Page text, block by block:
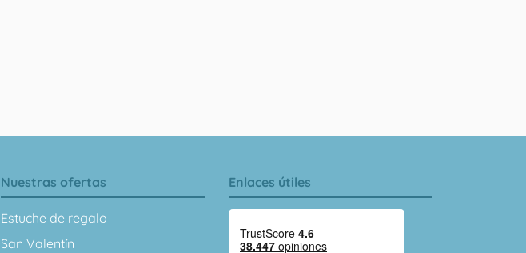
Nuestras ofertas
Estuche de regalo
San Valentín
Enlaces útiles